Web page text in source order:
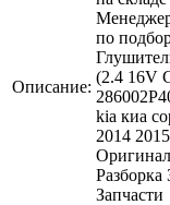
Описание:
по
(2.4
kia киа
2014
Разборка
Запчасти